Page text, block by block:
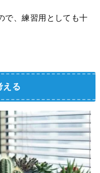
で、練習用としても十
える